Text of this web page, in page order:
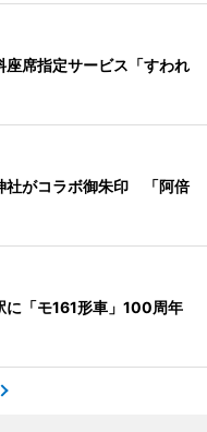
席指定サービス「すわれ
社がコラボ御朱印 「阿倍
に「モ161形車」100周年